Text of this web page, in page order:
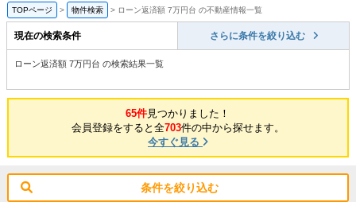
TOPページ 物件検索 ローン返済額 7万円台 の不動産情報一覧
現在の検索条件 さらに条件を絞り込む
ローン返済額 7万円台 の検索結果一覧
65件見つかりました！
会員登録をすると全703件の中から探せます。
今すぐ見る
条件を絞り込む